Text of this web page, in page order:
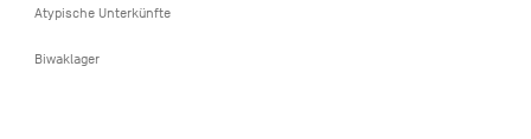
Atypische Unterkünfte
Biwaklager